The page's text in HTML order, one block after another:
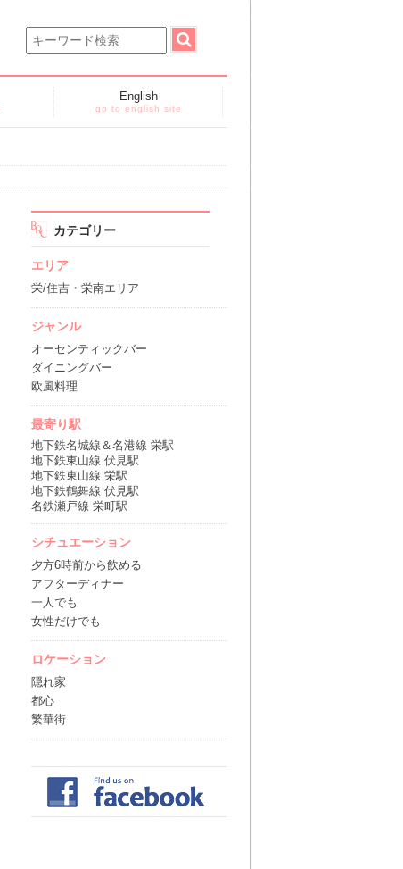
English
go to english site
カテゴリー
エリア
栄/住吉・栄南エリア
ジャンル
オーセンティックバー
ダイニングバー
欧風料理
最寄り駅
地下鉄名城線＆名港線 栄駅
地下鉄東山線 伏見駅
地下鉄東山線 栄駅
地下鉄鶴舞線 伏見駅
名鉄瀬戸線 栄町駅
シチュエーション
夕方6時前から飲める
アフターディナー
一人でも
女性だけでも
ロケーション
隠れ家
都心
繁華街